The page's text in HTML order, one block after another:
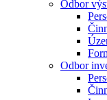
Odbor
Odbor